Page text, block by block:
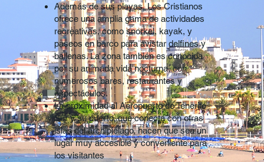
Además de sus playas, Los Cristianos
ofrece una amplia gama de actividades
recreativas, como snorkel, kayak, y
paseos en barco para avistar delfines y
ballenas. La zona también es conocida
por su animada vida nocturna, con
numerosos bares, restaurantes y
espectáculos.
La proximidad al Aeropuerto de Tenerife
Sur y su puerto, que conecta con otras
islas del archipiélago, hacen que sea un
lugar muy accesible y conveniente para
los visitantes